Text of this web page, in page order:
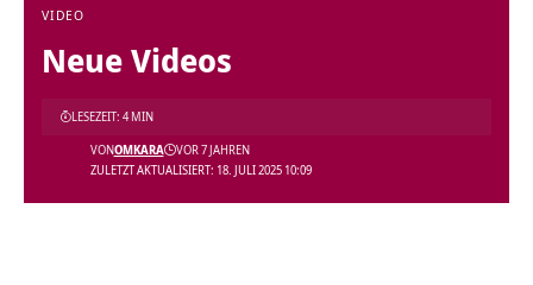
VIDEO
Neue Videos
ZULETZT AKTUALISIERT: 18. JULI 2025 10:09
VONOMKARA VOR 7 JAHREN
LESEZEIT: 4 MIN